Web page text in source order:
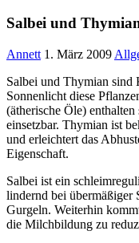
Salbei und
Annett 1. März 2009
Salbei und Thymian sind
Sonnenlicht diese
(ätherische Öle)
einsetzbar. Thymian ist
und erleichtert das
Eigenschaft.
Salbei ist ein
lindernd bei übermäßiger
Gurgeln. Weiterhin
die Milchbildung zu